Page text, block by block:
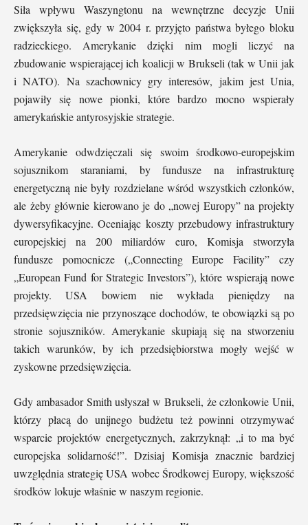
Siła wpływu Waszyngtonu na wewnętrzne decyzje Unii
zwiększyła się, gdy w 2004 r. przyjęto państwa byłego bloku
radzieckiego. Amerykanie dzięki nim mogli liczyć na
zbudowanie wspierającej ich koalicji w Brukseli (tak w Unii jak
i NATO). Na szachownicy gry interesów, jakim jest Unia,
pojawiły się nowe pionki, które bardzo mocno wspierały
amerykańskie antyrosyjskie strategie.
Amerykanie odwdzięczali się swoim środkowo-europejskim
sojusznikom staraniami, by fundusze na infrastrukturę
energetyczną nie były rozdzielane wśród wszystkich członków,
ale żeby głównie kierowano je do „nowej Europy” na projekty
dywersyfikacyjne. Oceniając koszty przebudowy infrastruktury
europejskiej na 200 miliardów euro, Komisja stworzyła
fundusze pomocnicze („Connecting Europe Facility” czy
„European Fund for Strategic Investors”), które wspierają nowe
projekty. USA bowiem nie wykłada pieniędzy na
przedsięwzięcia nie przynoszące dochodów, te obowiązki są po
stronie sojuszników. Amerykanie skupiają się na stworzeniu
takich warunków, by ich przedsiębiorstwa mogły wejść w
zyskowne przedsięwzięcia.
Gdy ambasador Smith usłyszał w Brukseli, że członkowie Unii,
którzy płacą do unijnego budżetu też powinni otrzymywać
wsparcie projektów energetycznych, zakrzyknął: „i to ma być
europejska solidarność!”. Dzisiaj Komisja znacznie bardziej
uwzględnia strategię USA wobec Środkowej Europy, większość
środków lokuje właśnie w naszym regionie.